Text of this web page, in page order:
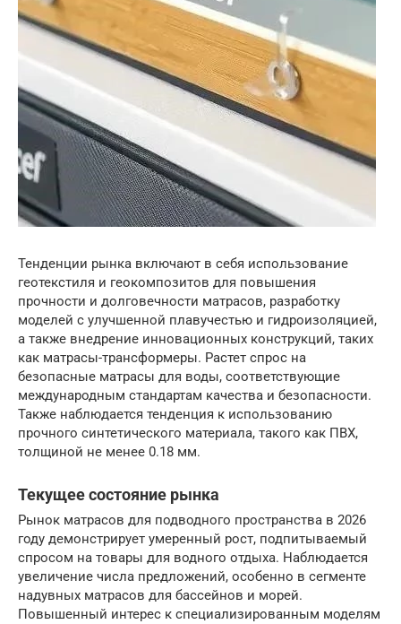
Тенденции рынка включают в себя использование
геотекстиля и геокомпозитов для повышения
прочности и долговечности матрасов, разработку
моделей с улучшенной плавучестью и гидроизоляцией,
а также внедрение инновационных конструкций, таких
как матрасы-трансформеры. Растет спрос на
безопасные матрасы для воды, соответствующие
международным стандартам качества и безопасности.
Также наблюдается тенденция к использованию
прочного синтетического материала, такого как ПВХ,
толщиной не менее 0.18 мм.
Текущее состояние рынка
Рынок матрасов для подводного пространства в 2026
году демонстрирует умеренный рост, подпитываемый
спросом на товары для водного отдыха. Наблюдается
увеличение числа предложений, особенно в сегменте
надувных матрасов для бассейнов и морей.
Повышенный интерес к специализированным моделям